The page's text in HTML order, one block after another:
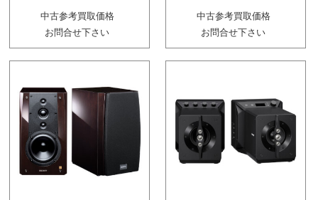
中古参考買取価格
お問合せ下さい
中古参考買取価格
お問合せ下さい